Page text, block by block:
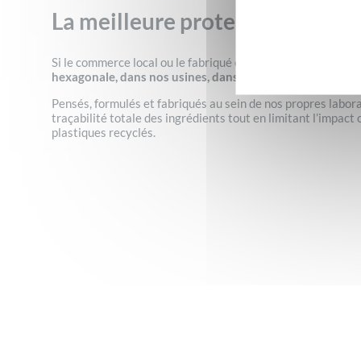
La meilleure protection solaire
Si le commerce local ou le fabriqué en France sont, pour
hexagonale, dans nos usines, dans le nord de la France
Pensés, formulés et fabriqués au sein de nos propres
traçabilité totale des ingrédients tout en limitant l’impact
plastiques recyclés.